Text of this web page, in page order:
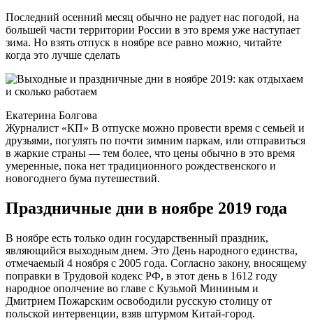
Последний осенний месяц обычно не радует нас погодой, на
большей части территории России в это время уже наступает
зима. Но взять отпуск в ноябре все равно можно, читайте
когда это лучше сделать
Екатерина Болгова
Журналист «КП» В отпуске можно провести время с семьей и
друзьями, погулять по почти зимним паркам, или отправиться
в жаркие страны — тем более, что цены обычно в это время
умеренные, пока нет традиционного рождественского и
новогоднего бума путешествий.
Праздничные дни в ноябре 2019 года
В ноябре есть только один государственный праздник,
являющийся выходным днем. Это День народного единства,
отмечаемый 4 ноября с 2005 года. Согласно закону, вносящему
поправки в Трудовой кодекс РФ, в этот день в 1612 году
народное ополчение во главе с Кузьмой Мининым и
Дмитрием Пожарским освободили русскую столицу от
польской интервенции, взяв штурмом Китай-город.